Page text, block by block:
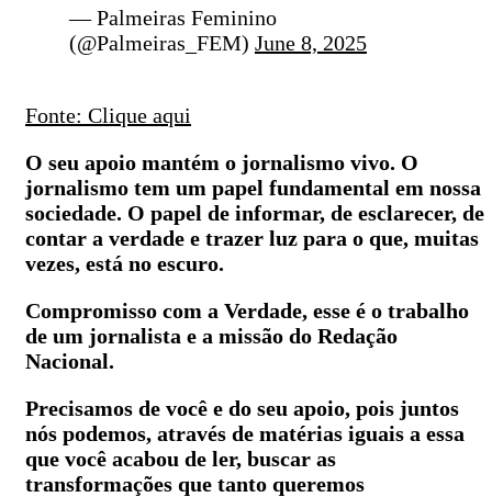
— Palmeiras Feminino
(@Palmeiras_FEM) June 8, 2025
Fonte: Clique aqui
O seu apoio mantém o jornalismo vivo. O
jornalismo tem um papel fundamental em nossa
sociedade. O papel de informar, de esclarecer, de
contar a verdade e trazer luz para o que, muitas
vezes, está no escuro.
Compromisso com a Verdade, esse é o trabalho
de um jornalista e a missão do Redação
Nacional.
Precisamos de você e do seu apoio, pois juntos
nós podemos, através de matérias iguais a essa
que você acabou de ler, buscar as
transformações que tanto queremos